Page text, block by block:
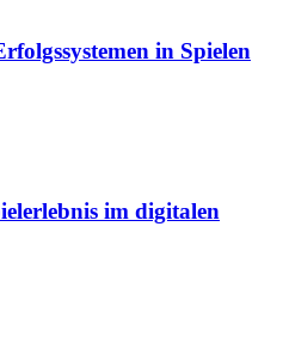
in Spielen
im digitalen